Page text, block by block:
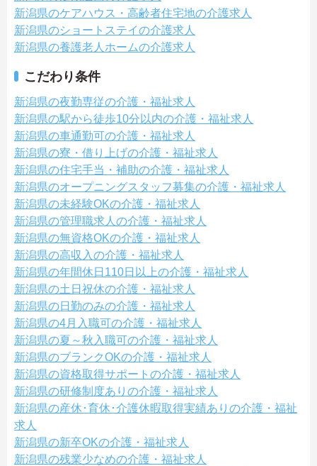
新潟県のケアハウス・高齢者住宅地の介護求人
新潟県のショートステイの介護求人
新潟県の養護老人ホームの介護求人
こだわり条件
新潟県の夜勤専従の介護・福祉求人
新潟県の駅から徒歩10分以内の介護・福祉求人
新潟県の車通勤可の介護・福祉求人
新潟県の寮・借り上げの介護・福祉求人
新潟県の住宅手当・補助の介護・福祉求人
新潟県のオープニングスタッフ募集の介護・福祉求人
新潟県の未経験OKの介護・福祉求人
新潟県の管理職求人の介護・福祉求人
新潟県の無資格OKの介護・福祉求人
新潟県の高収入の介護・福祉求人
新潟県の年間休日110日以上の介護・福祉求人
新潟県の土日祝休の介護・福祉求人
新潟県の日勤のみの介護・福祉求人
新潟県の4月入職可の介護・福祉求人
新潟県の夏～秋入職可の介護・福祉求人
新潟県のブランクOKの介護・福祉求人
新潟県の資格取得サポートの介護・福祉求人
新潟県の研修制度ありの介護・福祉求人
新潟県の産休･育休･介護休暇取得実績ありの介護・福祉
求人
新潟県の新卒OKの介護・福祉求人
新潟県の残業少なめの介護・福祉求人